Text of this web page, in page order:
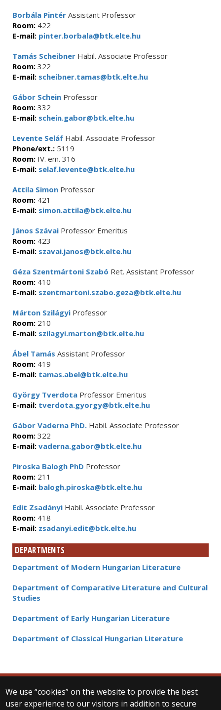
Borbála Pintér Assistant Professor
Room: 422
E-mail: pinter.borbala@btk.elte.hu
Tamás Scheibner Habil. Associate Professor
Room: 322
E-mail: scheibner.tamas@btk.elte.hu
Gábor Schein Professor
Room: 332
E-mail: schein.gabor@btk.elte.hu
Levente Seláf Habil. Associate Professor
Phone/ext.: 5119
Room: IV. em. 316
E-mail: selaf.levente@btk.elte.hu
Attila Simon Professor
Room: 421
E-mail: simon.attila@btk.elte.hu
János Szávai Professor Emeritus
Room: 423
E-mail: szavai.janos@btk.elte.hu
Géza Szentmártoni Szabó Ret. Assistant Professor
Room: 410
E-mail: szentmartoni.szabo.geza@btk.elte.hu
Márton Szilágyi Professor
Room: 210
E-mail: szilagyi.marton@btk.elte.hu
Ábel Tamás Assistant Professor
Room: 419
E-mail: tamas.abel@btk.elte.hu
György Tverdota Professor Emeritus
E-mail: tverdota.gyorgy@btk.elte.hu
Gábor Vaderna PhD. Habil. Associate Professor
Room: 322
E-mail: vaderna.gabor@btk.elte.hu
Piroska Balogh PhD Professor
Room: 211
E-mail: balogh.piroska@btk.elte.hu
Edit Zsadányi Habil. Associate Professor
Room: 418
E-mail: zsadanyi.edit@btk.elte.hu
DEPARTMENTS
Department of Modern Hungarian Literature
Department of Comparative Literature and Cultural
Studies
Department of Early Hungarian Literature
Department of Classical Hungarian Literature
We use “cookies” on the website to provide the best
user experience to our visitors in addition to secure
© 2025 Eötvös Loránd University
All rights reserved.